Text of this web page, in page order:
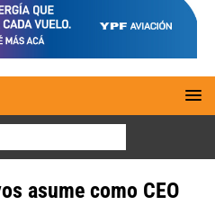
asume como CEO